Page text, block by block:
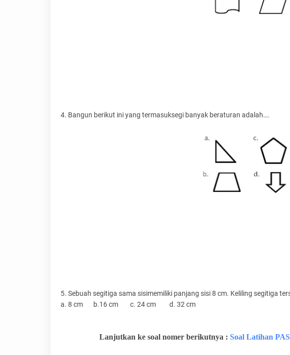
4. Bangun berikut ini yang termasuksegi banyak beraturan adalah….
5. Sebuah segitiga sama sisimemiliki panjang sisi 8 cm. Keliling segitiga
a. 8 cm
b.16 cm c. 24 cm d. 32 cm
Lanjutkan ke soal nomer berikutnya : Soal Latihan